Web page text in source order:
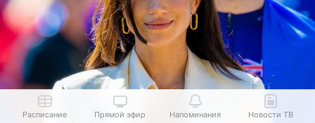
Расписание Прямой эфир Напоминания Новости ТВ